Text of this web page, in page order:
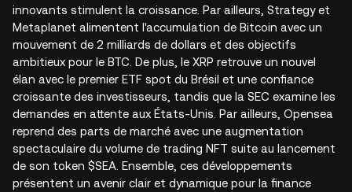
innovants stimulent la croissance. Par ailleurs, Strategy et
Metaplanet alimentent l'accumulation de Bitcoin avec un
mouvement de 2 milliards de dollars et des objectifs
ambitieux pour le BTC. De plus, le XRP retrouve un nouvel
élan avec le premier ETF spot du Brésil et une confiance
croissante des investisseurs, tandis que la SEC examine les
demandes en attente aux États-Unis. Par ailleurs, Opensea
reprend des parts de marché avec une augmentation
spectaculaire du volume de trading NFT suite au lancement
de son token $SEA. Ensemble, ces développements
présentent un avenir clair et dynamique pour la finance